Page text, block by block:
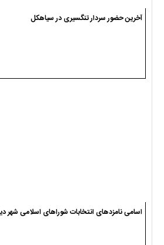
آخرین حضور سردار تنگسیری در سیاهکل
اسامی نامزدهای انتخابات شوراهای اسلامی شهر